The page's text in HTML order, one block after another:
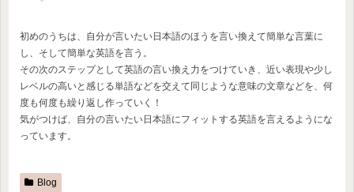
初めのうちは、自分が言いたい日本語のほうを言い換えて簡単な言葉に
し、そして簡単な英語を言う。
その次のステップとして英語の言い換え力をつけていき、近い表現や少し
レベルの高いと感じる単語などを交えて同じような意味の文章などを、何
度も何度も繰り返し作っていく！
気がつけば、自分の言いたい日本語にフィットする英語を言えるようにな
っています。
Blog